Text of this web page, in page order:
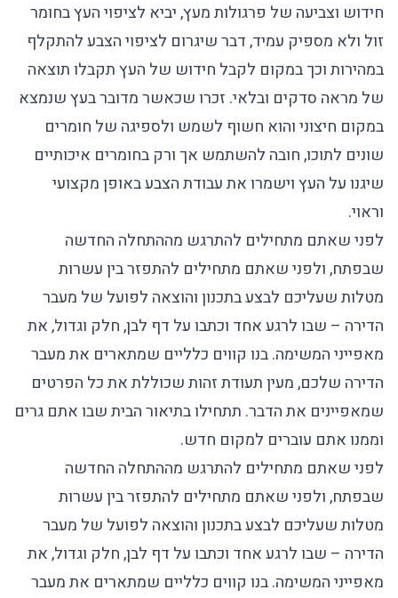
חידוש וצביעה של פרגולות מעץ, יביא לציפוי העץ בחומר
זול ולא מספיק עמיד, דבר שיגרום לציפוי הצבע להתקלף
במהירות וכך במקום לקבל חידוש של העץ תקבלו תוצאה
של מראה סדקים ובלאי. זכרו שכאשר מדובר בעץ שנמצא
במקום חיצוני והוא חשוף לשמש ולספיגה של חומרים
שונים לתוכו, חובה להשתמש אך ורק בחומרים איכותיים
שיגנו על העץ וישמרו את עבודת הצבע באופן מקצועי
וראוי.
לפני שאתם מתחילים להתרגש מההתחלה החדשה
שבפתח, ולפני שאתם מתחילים להתפזר בין עשרות
מטלות שעליכם לבצע בתכנון והוצאה לפועל של מעבר
הדירה – שבו לרגע אחד וכתבו על דף לבן, חלק וגדול, את
מאפייני המשימה. בנו קווים כלליים שמתארים את מעבר
הדירה שלכם, מעין תעודת זהות שכוללת את כל הפרטים
שמאפיינים את הדבר. תתחילו בתיאור הבית שבו אתם גרים
וממנו אתם עוברים למקום חדש.
לפני שאתם מתחילים להתרגש מההתחלה החדשה
שבפתח, ולפני שאתם מתחילים להתפזר בין עשרות
מטלות שעליכם לבצע בתכנון והוצאה לפועל של מעבר
הדירה – שבו לרגע אחד וכתבו על דף לבן, חלק וגדול, את
מאפייני המשימה. בנו קווים כלליים שמתארים את מעבר